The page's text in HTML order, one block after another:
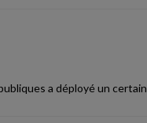
a déployé un certain